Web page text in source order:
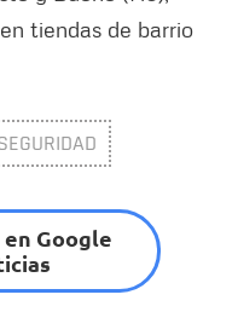
tiendas de barrio
Google